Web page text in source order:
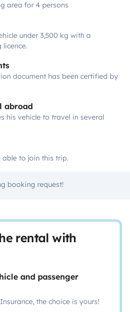
area for 4 persons
under 3,500 kg with a
document has been certified by
abroad
his vehicle to travel in several
able to join this trip.
booking request!
rental with
and passenger
the choice is yours!